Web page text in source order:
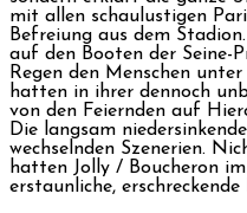
mit allen schaulustigen
Befreiung aus dem
auf den Booten der Seine-
Regen den Menschen
hatten in ihrer dennoch
von den Feiernden auf
Die langsam
wechselnden Szenerien.
hatten Jolly / Boucheron im
erstaunliche, erschreckende